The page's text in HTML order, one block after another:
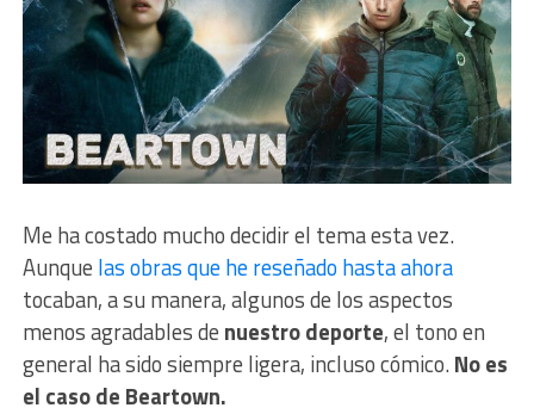
Me ha costado mucho decidir el tema esta vez.
Aunque las obras que he reseñado hasta ahora
tocaban, a su manera, algunos de los aspectos
menos agradables de nuestro deporte, el tono en
general ha sido siempre ligera, incluso cómico.No es
el caso de Beartown.